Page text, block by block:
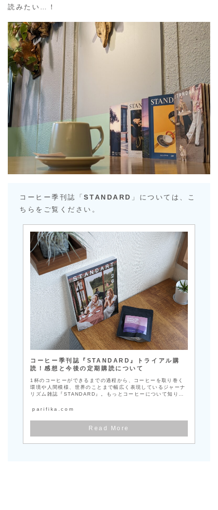
読みたい…！
コーヒー季刊誌「STANDARD 」については、こ
ちらをご覧ください。
コーヒー季刊誌『STANDARD』トライアル購
読！感想と今後の定期購読について
1杯のコーヒーができるまでの過程から、コーヒーを取り巻く
環境や人間模様、世界のことまで幅広く表現しているジャーナ
リズム雑誌『STANDARD』。もっとコーヒーについて知りた
parifika.com